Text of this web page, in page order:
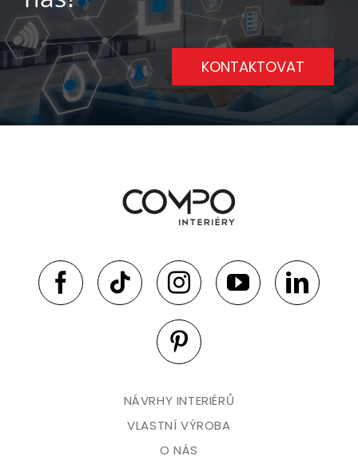
KONTAKTOVAT
NÁVRHY INTERIÉRŮ
VLASTNÍ VÝROBA
O NÁS